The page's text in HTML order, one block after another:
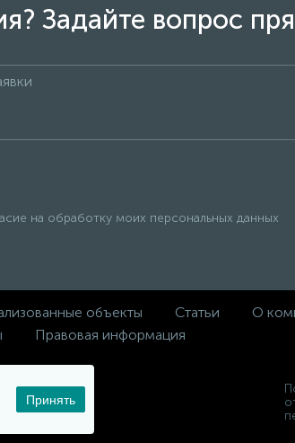
Задайте вопрос
на обработку моих персональных данных
объекты Статьи
О
Правовая информация
Принять